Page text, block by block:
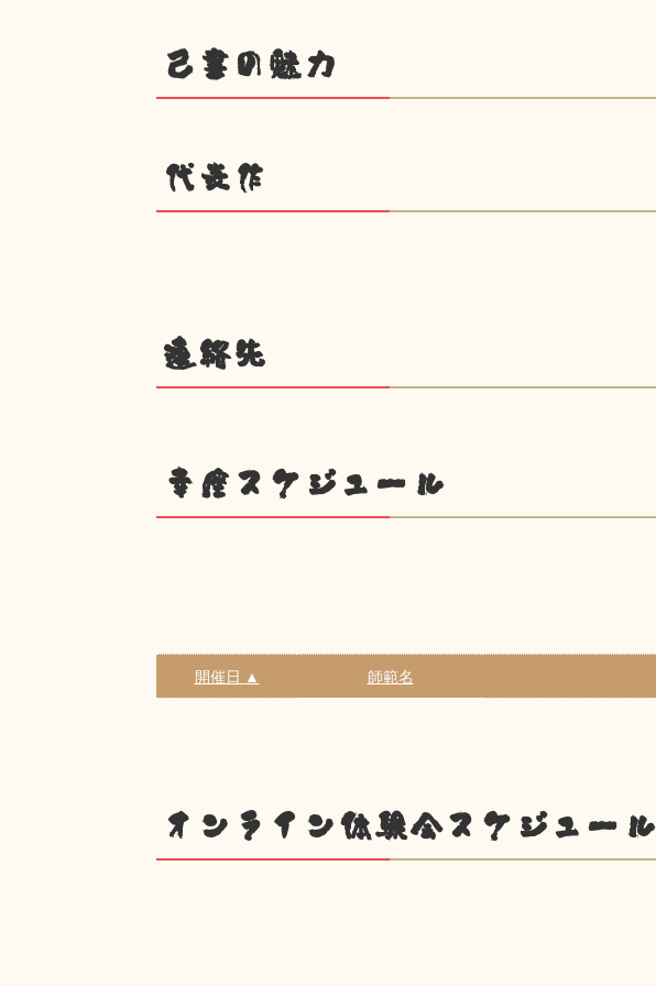
己書の魅力
代表作
連絡先
幸座スケジュール
開催日 ▲ 師範名
オンライン体験会スケジュール